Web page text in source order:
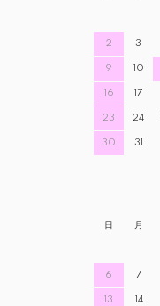
2 3
9 10
16 17
23 24
30 31
日 月
6 7
13 14